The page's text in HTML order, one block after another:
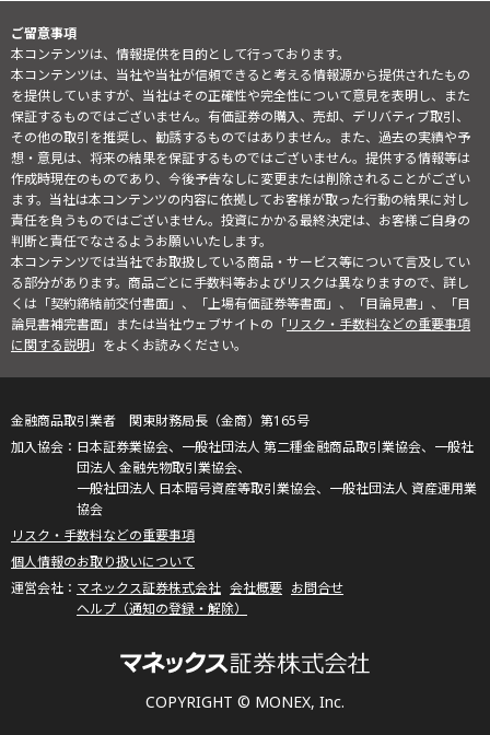
ご留意事項
本コンテンツは、情報提供を目的として行っております。
本コンテンツは、当社や当社が信頼できると考える情報源から提供されたもの
を提供していますが、当社はその正確性や完全性について意見を表明し、また
保証するものではございません。有価証券の購入、売却、デリバティブ取引、
その他の取引を推奨し、勧誘するものではありません。また、過去の実績や予
想・意見は、将来の結果を保証するものではございません。提供する情報等は
作成時現在のものであり、今後予告なしに変更または削除されることがござい
ます。当社は本コンテンツの内容に依拠してお客様が取った行動の結果に対し
責任を負うものではございません。投資にかかる最終決定は、お客様ご自身の
判断と責任でなさるようお願いいたします。
本コンテンツでは当社でお取扱している商品・サービス等について言及してい
る部分があります。商品ごとに手数料等およびリスクは異なりますので、詳し
くは「契約締結前交付書面」、「上場有価証券等書面」、「目論見書」、「目
論見書補完書面」または当社ウェブサイトの「リスク・手数料などの重要事項
に関する説明」をよくお読みください。
COPYRIGHT © MONEX, Inc.
金融商品取引業者 関東財務局長（金商）第165号
日本証券業協会、一般社団法人 第二種金融商品取引業協会、一般社
団法人 金融先物取引業協会、
一般社団法人 日本暗号資産等取引業協会、一般社団法人 資産運用業
協会
リスク・手数料などの重要事項
個人情報のお取り扱いについて
マネックス証券株式会社 会社概要 お問合せ
ヘルプ（通知の登録・解除）